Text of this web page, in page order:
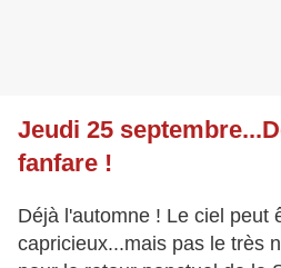
Jeudi 25
fanfare !
Déjà l'automne ! Le ciel peut
capricieux...mais pas le très